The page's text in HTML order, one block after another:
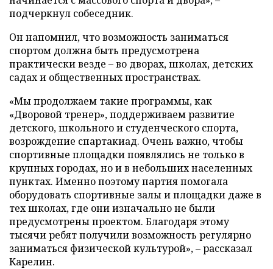
подчеркнул собеседник.
Он напомнил, что возможность заниматься
спортом должна быть предусмотрена
практически везде – во дворах, школах, детских
садах и общественных пространствах.
«Мы продолжаем такие программы, как
«Дворовой тренер», поддерживаем развитие
детского, школьного и студенческого спорта,
возрождение спартакиад. Очень важно, чтобы
спортивные площадки появлялись не только в
крупных городах, но и в небольших населенных
пунктах. Именно поэтому партия помогала
оборудовать спортивные залы и площадки даже в
тех школах, где они изначально не были
предусмотрены проектом. Благодаря этому
тысячи ребят получили возможность регулярно
заниматься физической культурой», – рассказал
Карелин.